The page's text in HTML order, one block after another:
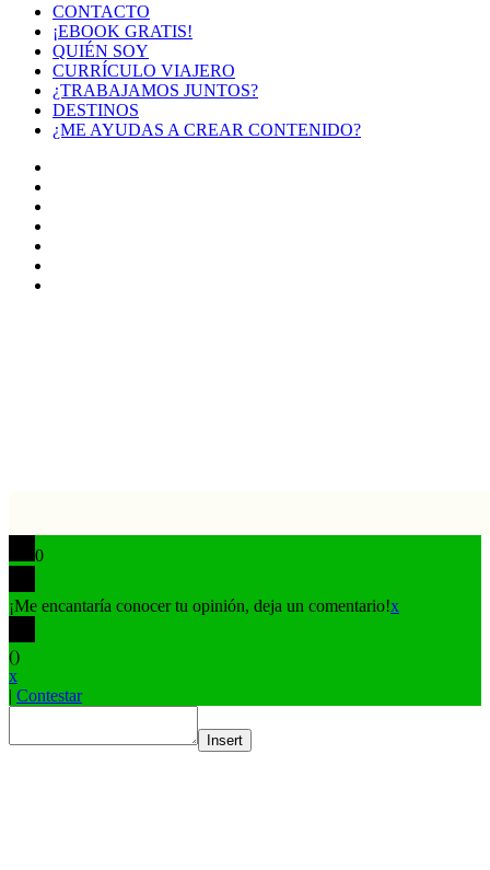
CONTACTO
¡EBOOK GRATIS!
QUIÉN SOY
CURRÍCULO VIAJERO
¿TRABAJAMOS JUNTOS?
DESTINOS
¿ME AYUDAS A CREAR CONTENIDO?
0
¡Me encantaría conocer tu opinión, deja un comentario!x
()
x
| Contestar
Insert